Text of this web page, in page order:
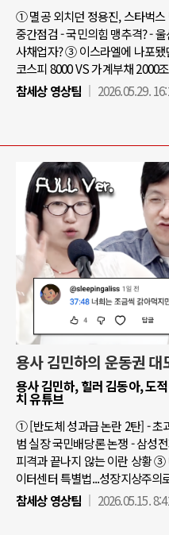
① 멸공 외치던 정용진, 스타벅
중간점검 - 국민의힘 맹추격? -
사채업자? ③ 이스라엘에 나포됐
코스피 8000 VS 가계부채 2000
참세상 영상팀
2026.05.29.
용사 김민하의 운동권 대
용사 김민하, 힐러 김동아, 도
치 유튜브
① [반도체 성과급 논란 2탄] - 초
범 실장 국민배당론 논쟁 - 삼성
피격과 끝나지 않는 이란 상황
이터센터 특별법...성장지상주의
참세상 영상팀
2026.05.15.